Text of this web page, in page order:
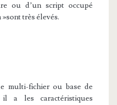
ou d’un script occupé
très élevés.
multi-fichier ou base de
il a les caractéristiques